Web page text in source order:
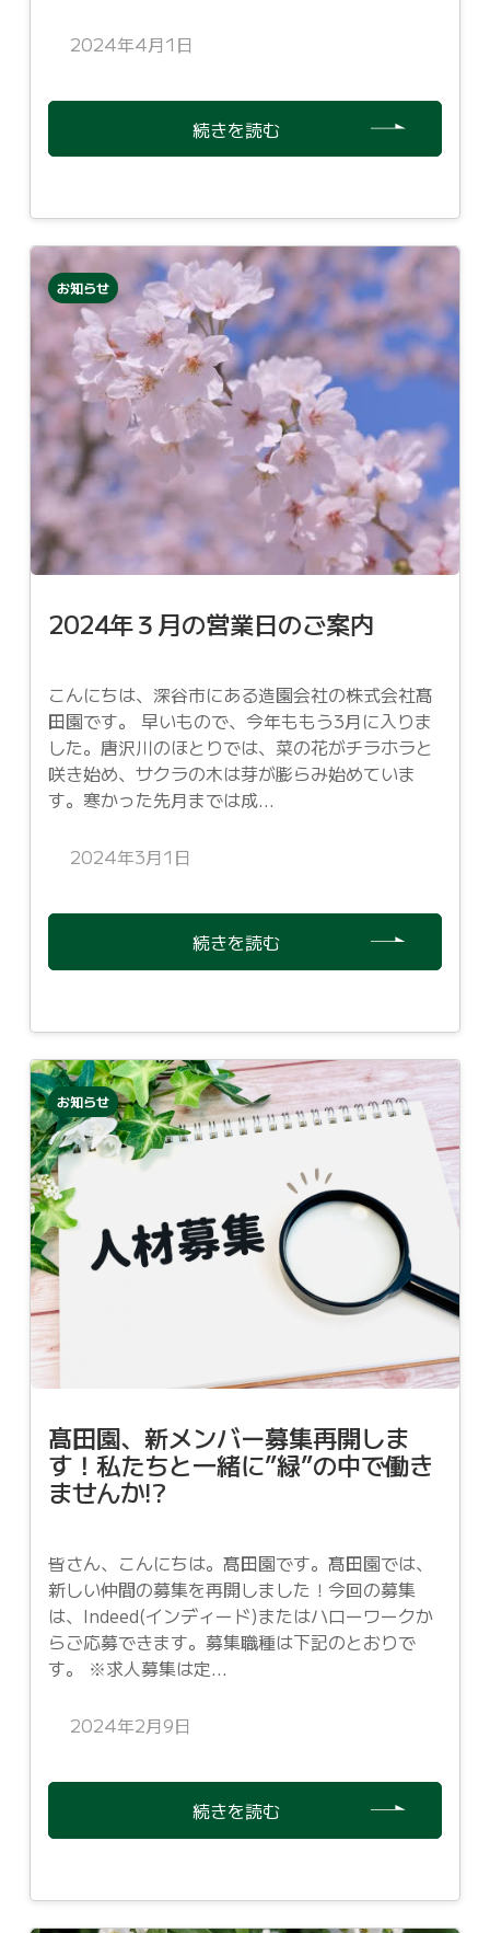
2024年4月1日
続きを読む
お知らせ
2024年３月の営業日のご案内
こんにちは、深谷市にある造園会社の株式会社髙
田園です。 早いもので、今年ももう3月に入りま
した。唐沢川のほとりでは、菜の花がチラホラと
咲き始め、サクラの木は芽が膨らみ始めていま
す。寒かった先月までは成...
2024年3月1日
続きを読む
お知らせ
髙田園、新メンバー募集再開しま
す！私たちと一緒に”緑”の中で働き
ませんか!?
皆さん、こんにちは。髙田園です。髙田園では、
新しい仲間の募集を再開しました！今回の募集
は、Indeed(インディード)またはハローワークか
らご応募できます。募集職種は下記のとおりで
す。 ※求人募集は定...
2024年2月9日
続きを読む